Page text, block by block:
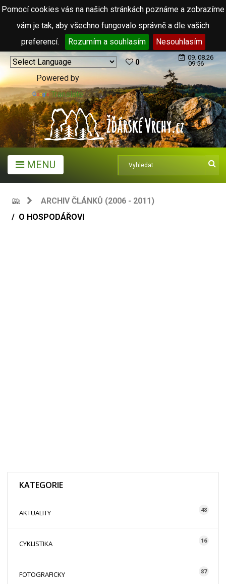
Pomocí cookies vás na našich stránkách poznáme a zobrazíme
vám je tak, aby všechno fungovalo správně a dle vašich
preferencí.
Rozumím a souhlasím Nesouhlasím
Powered by
Translate
0
09. 08.26
09:56
MENU
ARCHIV ČLÁNKŮ (2006 - 2011)
O HOSPODÁŘOVI
KATEGORIE
AKTUALITY 48
CYKLISTIKA 16
FOTOGRAFICKY 87